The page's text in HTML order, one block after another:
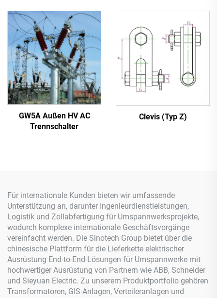
GW5A Außen HV AC
Trennschalter
Clevis (Typ Z)
Für internationale Kunden bieten wir umfassende
Unterstützung an, darunter Ingenieurdienstleistungen,
Logistik und Zollabfertigung für Umspannwerksprojekte,
wodurch komplexe internationale Geschäftsvorgänge
vereinfacht werden. Die Sinotech Group bietet über die
chinesische Plattform für die Lieferkette elektrischer
Ausrüstung End-to-End-Lösungen für Umspannwerke mit
hochwertiger Ausrüstung von Partnern wie ABB, Schneider
und Sieyuan Electric. Zu unserem Produktportfolio gehören
Transformatoren, GIS-Anlagen, Verteileranlagen und